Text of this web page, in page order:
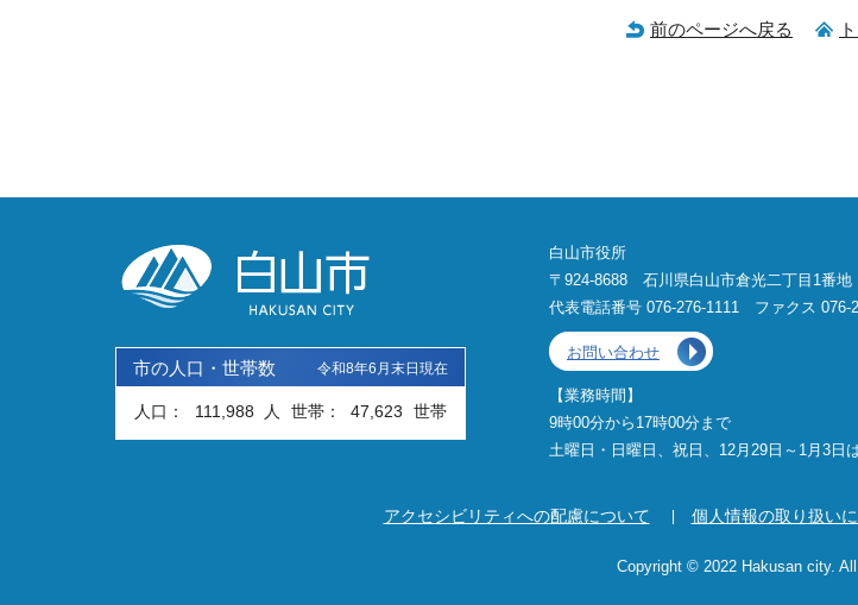
前のページへ戻る
市の人口・世帯数 令和8年6月末日現在
人口： 111,988 人 世帯： 47,623 世帯
白山市役所
〒924-8688 石川県白山市倉光二丁目1番地
代表電話番号 076-276-1111 ファクス 076-
お問い合わせ
【業務時間】
9時00分から17時00分まで
土曜日・日曜日、祝日、12月29日～1月3日
アクセシビリティへの配慮について 個人情報の取り扱い
Copyright © 2022 Hakusan city.